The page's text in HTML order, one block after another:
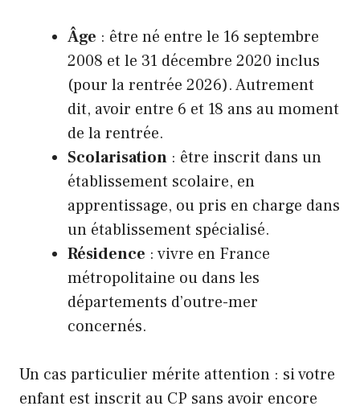
Âge : être né entre le 16 septembre
2008 et le 31 décembre 2020 inclus
(pour la rentrée 2026). Autrement
dit, avoir entre 6 et 18 ans au moment
de la rentrée.
Scolarisation : être inscrit dans un
établissement scolaire, en
apprentissage, ou pris en charge dans
un établissement spécialisé.
Résidence : vivre en France
métropolitaine ou dans les
départements d’outre-mer
concernés.
Un cas particulier mérite attention : si votre
enfant est inscrit au CP sans avoir encore